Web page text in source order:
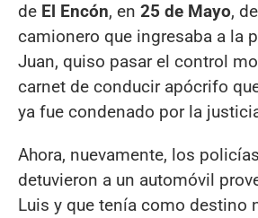
de El Encón, en 25 de Mayo,
camionero que ingresaba a la
Juan, quiso pasar el control
carnet de conducir apócrifo
ya fue condenado por la
Ahora, nuevamente, los
detuvieron a un automóvil
Luis y que tenía como destino